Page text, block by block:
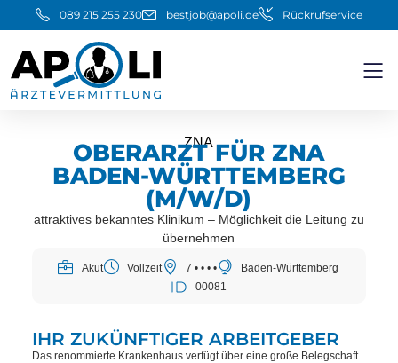
089 215 255 230 bestjob@apoli.de Rückrufservice
ZNA
OBERARZT FÜR ZNA
BADEN-WÜRTTEMBERG
(M/W/D)
attraktives bekanntes Klinikum – Möglichkeit die Leitung zu
übernehmen
Akut Vollzeit 7 • • • •
Baden-Württemberg
00081
IHR ZUKÜNFTIGER ARBEITGEBER
Das renommierte Krankenhaus verfügt über eine große Belegschaft